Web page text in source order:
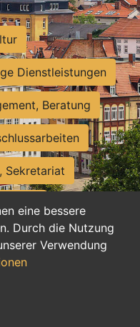
eine bessere
Durch die Nutzung
Verwendung
Dienstleistungen
Beratung
Sekretariat